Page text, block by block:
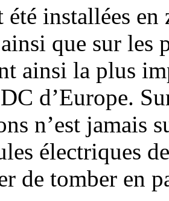
été installées
que sur les
ainsi la plus
d’Europe.
n’est jamais
électriques
de tomber en